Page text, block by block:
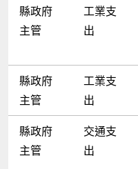
縣政府
主管
工業支
出
縣政府
主管
工業支
出
縣政府
主管
交通支
出